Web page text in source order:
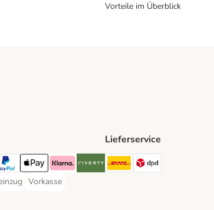
Vorteile im Überblick
Method
Payment Method
Payment Method
Apple Pay Payment Method
Klarna Payment Method
Riverty Payment Method
Method
Payment Method
Vorkasse
Vorkasse Payment Method
Lieferservice
DHL Shipping Method